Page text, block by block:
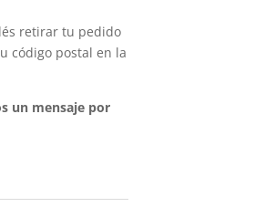
retirar tu pedido
código postal en la
un mensaje por